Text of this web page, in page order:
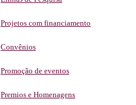
Projetos com financiamento
Convênios
Promoção de eventos
Premios e Homenagens